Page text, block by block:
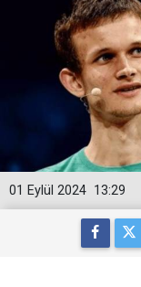
13:29
01 Eylül 2024